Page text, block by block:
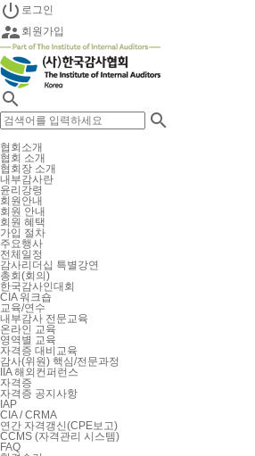
 로그인
 회원가입


협회소개
협회 소개
협회장 소개
내부감사란
윤리강령
회원안내
회원 안내
회원 혜택
가입 절차
주요행사
전체일정
감사리더십 특별강연
총회(회의)
한국감사인대회
CIA 워크숍
교육/연수
내부감사 전문교육
온라인 교육
영역별 교육
자격증 대비교육
감사(위원) 핵심/전문과정
IIA 해외컨퍼런스
자격증
자격증 공지사항
IAP
CIA / CRMA
연간 자격갱신(CPE보고)
CCMS (자격관리 시스템)
FAQ